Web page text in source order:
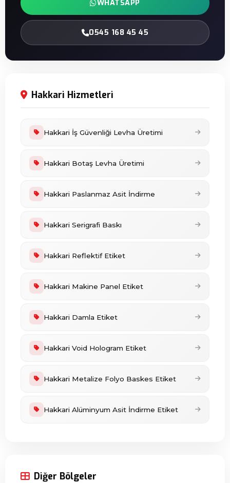
WHATSAPP
0545 168 45 45
Hakkari Hizmetleri
Hakkari İş Güvenliği Levha Üretimi
Hakkari Botaş Levha Üretimi
Hakkari Paslanmaz Asit İndirme
Hakkari Serigrafi Baskı
Hakkari Reflektif Etiket
Hakkari Makine Panel Etiket
Hakkari Damla Etiket
Hakkari Void Hologram Etiket
Hakkari Metalize Folyo Baskes Etiket
Hakkari Alüminyum Asit İndirme Etiket
Diğer Bölgeler